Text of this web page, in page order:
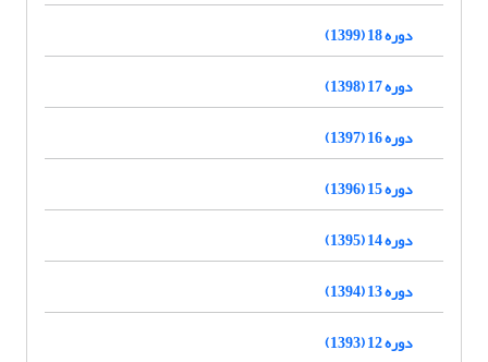
دوره 18 (1399)
دوره 17 (1398)
دوره 16 (1397)
دوره 15 (1396)
دوره 14 (1395)
دوره 13 (1394)
دوره 12 (1393)